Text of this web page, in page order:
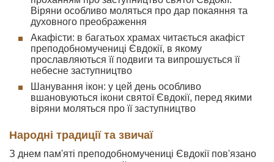
Віряни особливо моляться про дар покаяння та
духовного преображення
Акафісти: в багатьох храмах читається акафіст
преподобномучениці Євдокії, в якому
прославляються її подвиги та випрошується її
небесне заступництво
Шанування ікон: у цей день особливо
вшановуються ікони святої Євдокії, перед якими
віряни моляться про її заступництво
Народні традиції та звичаї
З днем пам'яті преподобномучениці Євдокії пов'язано